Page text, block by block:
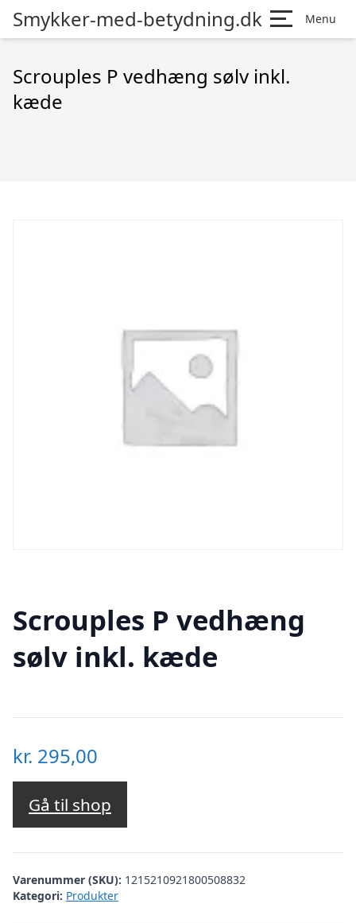
Smykker-med-betydning.dk Menu
Scrouples P vedhæng sølv inkl.
kæde
Scrouples P vedhæng
sølv inkl. kæde
kr. 295,00
Gå til shop
Varenummer (SKU): 1215210921800508832
Kategori: Produkter